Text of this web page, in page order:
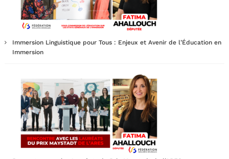
Immersion Linguistique pour Tous : Enjeux et Avenir de l’Éducation en
Immersion